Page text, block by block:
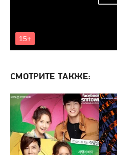
СМОТРИТЕ ТАКЖЕ: